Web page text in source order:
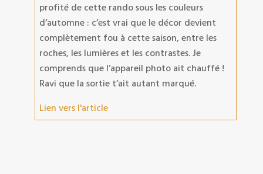
profité de cette rando sous les couleurs
d’automne : c’est vrai que le décor devient
complètement fou à cette saison, entre les
roches, les lumières et les contrastes. Je
comprends que l’appareil photo ait chauffé !
Ravi que la sortie t’ait autant marqué.
Lien vers l'article